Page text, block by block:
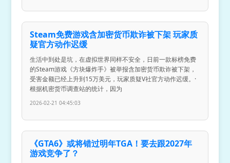
Steam免费游戏含加密货币欺诈被下架 玩家质
疑官方动作迟缓
生活中到处是坑，在虚拟世界同样不安全，日前一款标榜免费
的Steam游戏《方块爆炸手》被举报含加密货币欺诈被下架，
受害金额已经上升到15万美元，玩家质疑V社官方动作迟缓。·
根据机密货币调查站的统计，因为
2026-02-21 04:45:03
《GTA6》或将错过明年TGA！要去跟2027年
游戏竞争了？